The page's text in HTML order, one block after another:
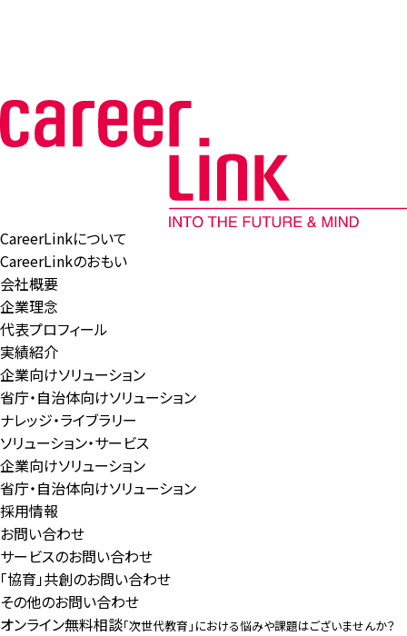
CareerLinkについて
CareerLinkのおもい
会社概要
企業理念
代表プロフィール
実績紹介
企業向けソリューション
省庁・自治体向けソリューション
ナレッジ・ライブラリー
ソリューション・サービス
企業向けソリューション
省庁・自治体向けソリューション
採用情報
お問い合わせ
サービスのお問い合わせ
「協育」共創のお問い合わせ
その他のお問い合わせ
オンライン無料相談「次世代教育」における悩みや課題はございませんか？